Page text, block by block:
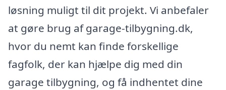
løsning muligt til dit projekt. Vi anbefaler
at gøre brug af garage-tilbygning.dk,
hvor du nemt kan finde forskellige
fagfolk, der kan hjælpe dig med din
garage tilbygning, og få indhentet dine